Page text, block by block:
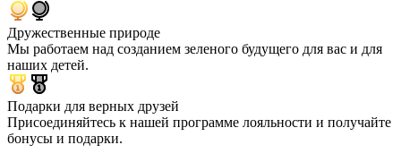
Дружественные природе
Мы работаем над созданием зеленого будущего для вас и для
наших детей.
Подарки для верных друзей
Присоединяйтесь к нашей программе лояльности и получайте
бонусы и подарки.